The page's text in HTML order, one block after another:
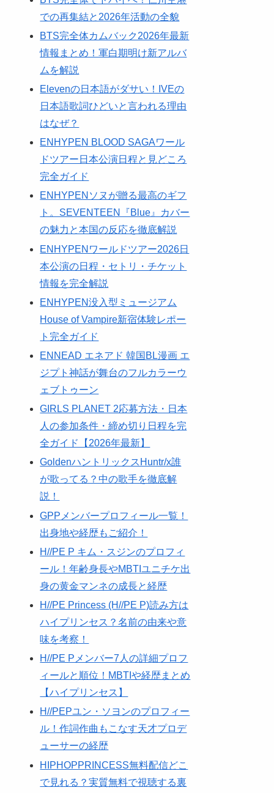
での再集結と2026年活動の全貌
BTS完全体カムバック2026年最新
情報まとめ！軍白期明け新アルバ
ムを解説
Elevenの日本語がダサい！IVEの
日本語歌詞ひどいと言われる理由
はなぜ？
ENHYPEN BLOOD SAGAワール
ドツアー日本公演日程と見どころ
完全ガイド
ENHYPENソヌが贈る最高のギフ
ト。SEVENTEEN『Blue』カバー
の魅力と本国の反応を徹底解説
ENHYPENワールドツアー2026日
本公演の日程・セトリ・チケット
情報を完全解説
ENHYPEN没入型ミュージアム
House of Vampire新宿体験レポー
ト完全ガイド
ENNEAD エネアド 韓国BL漫画 エ
ジプト神話が舞台のフルカラーウ
ェブトゥーン
GIRLS PLANET 2応募方法・日本
人の参加条件・締め切り日程を完
全ガイド【2026年最新】
GoldenハントリックスHuntr/x誰
が歌ってる？中の歌手を徹底解
説！
GPPメンバープロフィール一覧！
出身地や経歴もご紹介！
H//PE P キム・スジンのプロフィ
ール！年齢身長やMBTIユニチケ出
身の黄金マンネの成長と経歴
H//PE Princess (H//PE P)読み方は
ハイプリンセス？名前の由来や意
味を考察！
H//PE Pメンバー7人の詳細プロフ
ィールと順位！MBTIや経歴まとめ
【ハイプリンセス】
H//PEPユン・ソヨンのプロフィー
ル！作詞作曲もこなす天才プロデ
ューサーの経歴
HIPHOPPRINCESS無料配信どこ
で見れる？実質無料で視聴する裏